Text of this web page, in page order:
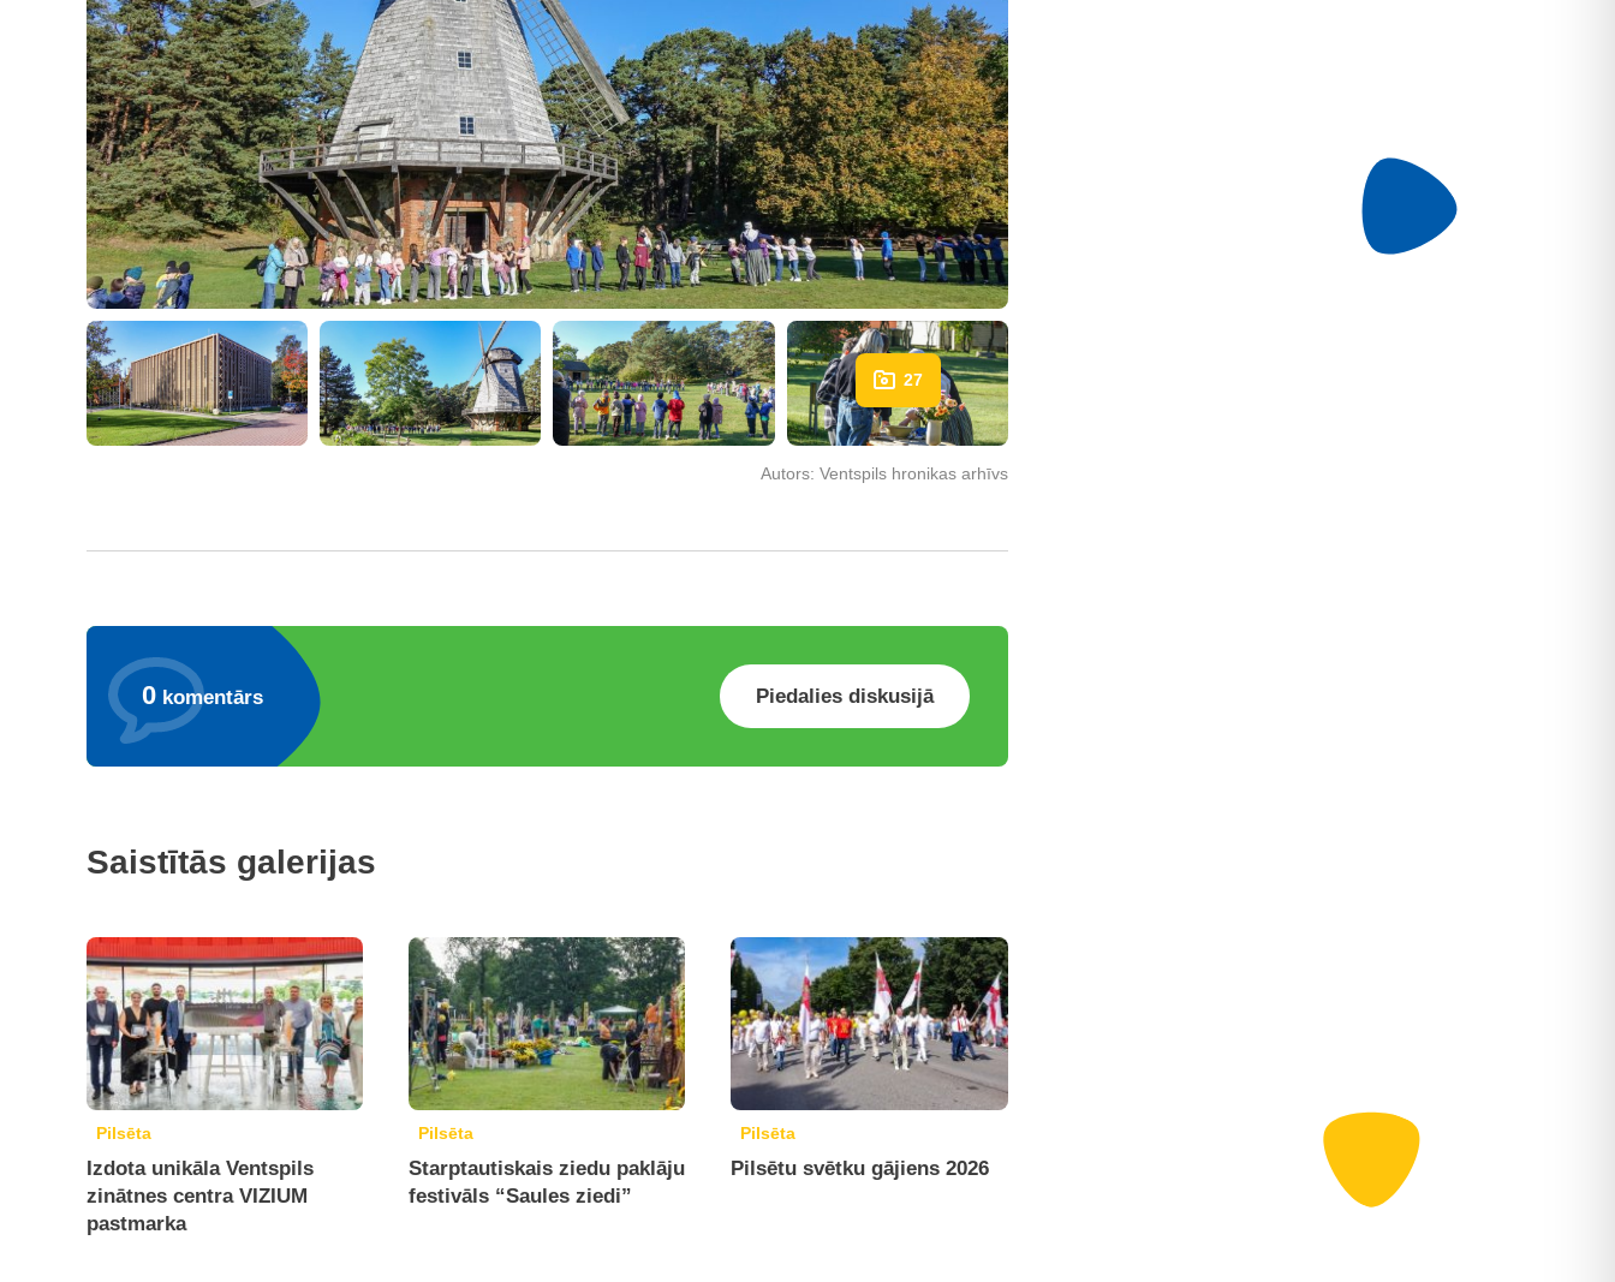
27
Autors: Ventspils hronikas arhīvs
0 komentārs Piedalies diskusijā
Saistītās galerijas
Pilsēta
Izdota unikāla Ventspils
zinātnes centra VIZIUM
pastmarka
Pilsēta
Starptautiskais ziedu paklāju
festivāls “Saules ziedi”
Pilsēta
Pilsētu svētku gājiens 2026